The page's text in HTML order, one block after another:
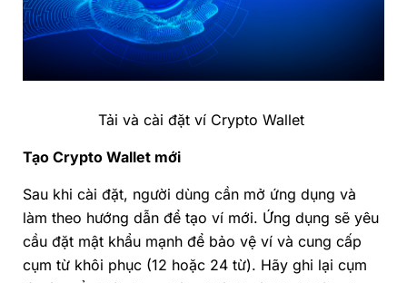
Tải và cài đặt ví Crypto Wallet
Tạo Crypto Wallet mới
Sau khi cài đặt, người dùng cần mở ứng dụng và
làm theo hướng dẫn để tạo ví mới. Ứng dụng sẽ yêu
cầu đặt mật khẩu mạnh để bảo vệ ví và cung cấp
cụm từ khôi phục (12 hoặc 24 từ). Hãy ghi lại cụm